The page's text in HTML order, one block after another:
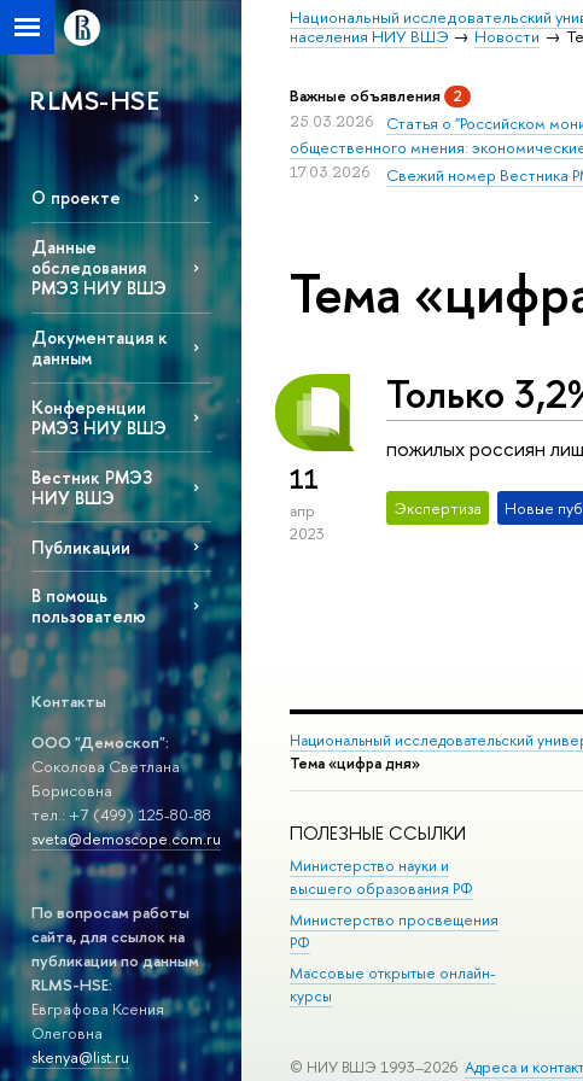
Национальный исследовательский
населения НИУ ВШЭ
Новости
RLMS-HSE
О проекте
Данные
обследования
РМЭЗ НИУ ВШЭ
Документация к
данным
Конференции
РМЭЗ НИУ ВШЭ
Вестник РМЭЗ
НИУ ВШЭ
Публикации
В помощь
пользователю
Контакты
ООО "Демоскоп":
Соколова Светлана
Борисовна
тел.: +7 (499) 125-80-88
sveta@demoscope.com.ru
По вопросам работы
сайта, для ссылок на
публикации по данным
RLMS-HSE:
Евграфова Ксения
Олеговна
skenya@list.ru
Важные объявления 2
25.03.2026
Статья о "Российском
общественного мнения:
17.03.2026 Свежий номер
Тема
11
апр
2023
Только
пожилых россиян
Экспертиза Новые
Национальный исследовательский
Тема «цифра дня»
ПОЛЕЗНЫЕ ССЫЛКИ
Министерство науки и
высшего образования РФ
Министерство просвещения
РФ
Массовые открытые онлайн-
курсы
© НИУ ВШЭ 1993–2026 Адреса и